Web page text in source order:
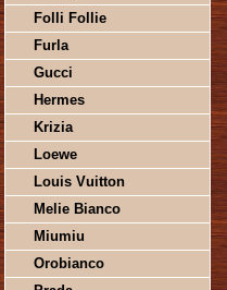
Folli Follie
Furla
Gucci
Hermes
Krizia
Loewe
Louis Vuitton
Melie Bianco
Miumiu
Orobianco